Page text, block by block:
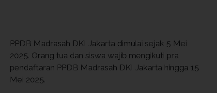
PPDB Madrasah DKI Jakarta dimulai sejak 5 Mei
2025. Orang tua dan siswa wajib mengikuti pra
pendaftaran PPDB Madrasah DKI Jakarta hingga 15
Mei 2025.